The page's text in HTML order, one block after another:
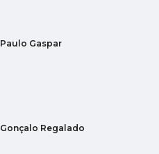
Paulo Gaspar
Gonçalo Regalado